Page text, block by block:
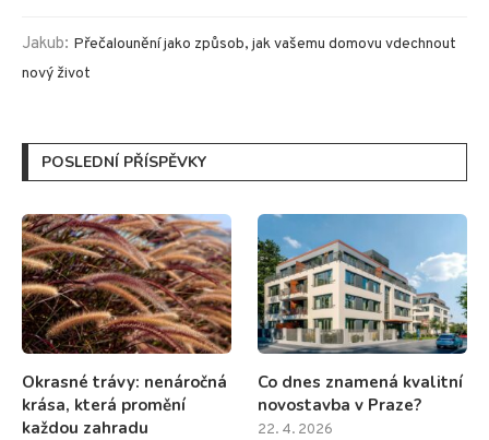
Jakub: Přečalounění jako způsob, jak vašemu domovu vdechnout
nový život
POSLEDNÍ PŘÍSPĚVKY
Okrasné trávy: nenáročná
krása, která promění
každou zahradu
Co dnes znamená kvalitní
novostavba v Praze?
22. 4. 2026